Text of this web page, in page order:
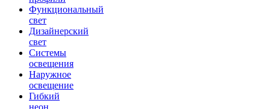
Функциональный
свет
Дизайнерский
свет
Системы
освещения
Наружное
освещение
Гибкий
неон